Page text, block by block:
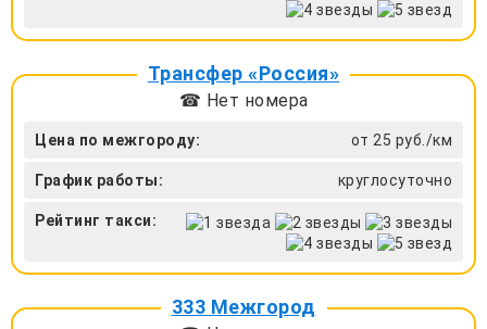
Трансфер «Россия»
☎ Нет номера
Цена по межгороду: от 25 руб./км
График работы: круглосуточно
Рейтинг такси:
333 Межгород